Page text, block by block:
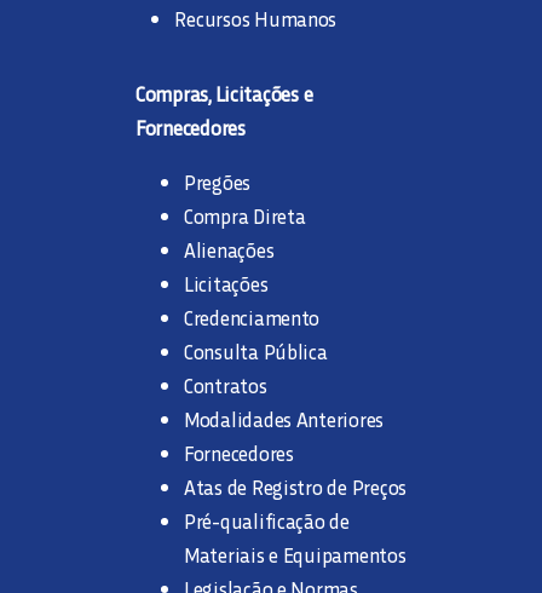
Recursos Humanos
Compras, Licitações e
Fornecedores
Pregões
Compra Direta
Alienações
Licitações
Credenciamento
Consulta Pública
Contratos
Modalidades Anteriores
Fornecedores
Atas de Registro de Preços
Pré-qualificação de
Materiais e Equipamentos